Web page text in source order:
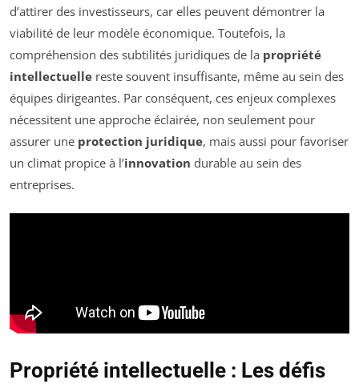
d’attirer des investisseurs, car elles peuvent démontrer la
viabilité de leur modèle économique. Toutefois, la
compréhension des subtilités juridiques de la propriété
intellectuelle reste souvent insuffisante, même au sein des
équipes dirigeantes. Par conséquent, ces enjeux complexes
nécessitent une approche éclairée, non seulement pour
assurer une protection juridique, mais aussi pour favoriser
un climat propice à l’innovation durable au sein des
entreprises.
Propriété intellectuelle : Les défis